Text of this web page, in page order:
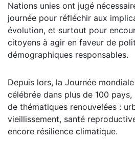
Nations unies ont jugé
journée pour réfléchir aux
évolution, et surtout pour
citoyens à agir en faveur de
démographiques responsables.
Depuis lors, la Journée
célébrée dans plus de 100
de thématiques renouvelées :
vieillissement, santé
encore résilience climatique.